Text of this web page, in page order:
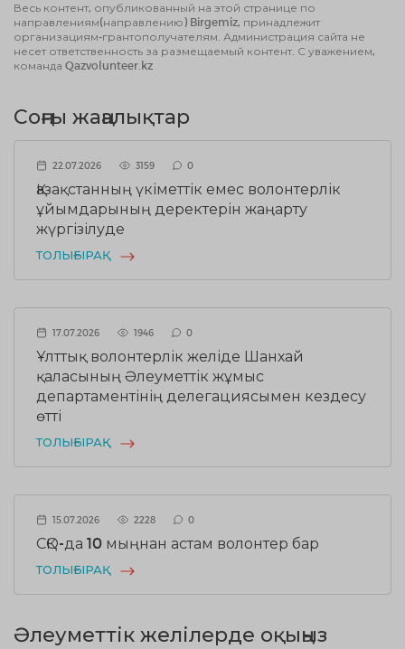
Весь контент, опубликованный на этой странице по
направлениям(направлению) Birgemiz, принадлежит
организациям-грантополучателям. Администрация сайта не
несет ответственность за размещаемый контент. С уважением,
команда Qazvolunteer.kz
Соңғы жаңалықтар
22.07.2026 3159 0
Қазақстанның үкіметтік емес волонтерлік
ұйымдарының деректерін жаңарту
жүргізілуде
ТОЛЫҒЫРАҚ
17.07.2026 1946 0
Ұлттық волонтерлік желіде Шанхай
қаласының Әлеуметтік жұмыс
департаментінің делегациясымен кездесу
өтті
ТОЛЫҒЫРАҚ
15.07.2026 2228 0
СҚО-да 10 мыңнан астам волонтер бар
ТОЛЫҒЫРАҚ
Әлеуметтік желілерде оқыңыз